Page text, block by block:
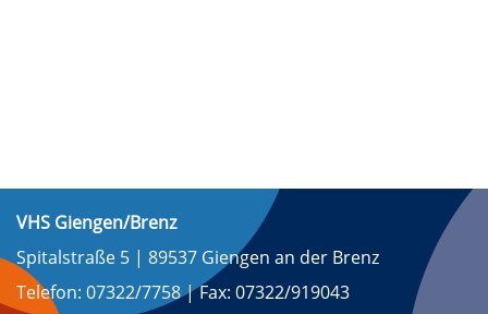
VHS Giengen/Brenz
Spitalstraße 5 | 89537 Giengen an der Brenz
Telefon: 07322/7758 | Fax: 07322/919043